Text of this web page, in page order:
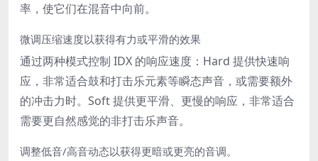
率，使它们在混音中向前。
微调压缩速度以获得有力或平滑的效果
通过两种模式控制 IDX 的响应速度：Hard 提供快速响
应，非常适合鼓和打击乐元素等瞬态声音，或需要额外
的冲击力时。Soft 提供更平滑、更慢的响应，非常适合
需要更自然感觉的非打击乐声音。
调整低音/高音动态以获得更暗或更亮的音调。